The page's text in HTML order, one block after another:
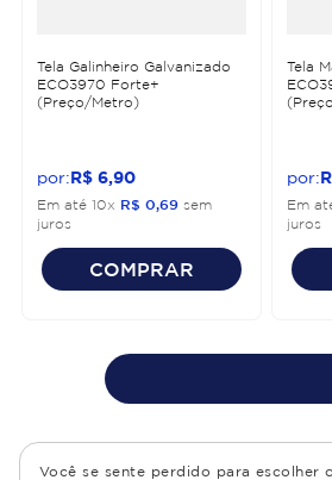
Tela Galinheiro Galvanizado
ECO3970 Forte+
(Preço/Metro)
R$ 6 90
Em até 10x R$ 0 69 sem
juros
COMPRAR
Tela
Em
juros
Você se sente perdido para escolher